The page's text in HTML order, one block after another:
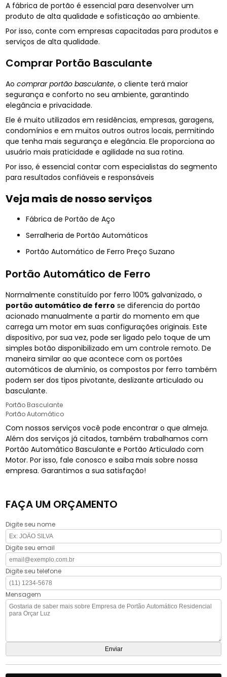
A fábrica de portão é essencial para desenvolver um
produto de alta qualidade e sofisticação ao ambiente.
Por isso, conte com empresas capacitadas para produtos e
serviços de alta qualidade.
Comprar Portão Basculante
Aocomprar portão basculante, o cliente terá maior
segurança e conforto no seu ambiente, garantindo
elegância e privacidade.
Ele é muito utilizados em residências, empresas, garagens,
condomínios e em muitos outros outros locais, permitindo
que tenha mais segurança e elegância. Ele proporciona ao
usuário mais praticidade e agilidade na sua rotina.
Por isso, é essencial contar com especialistas do segmento
para resultados confiáveis e responsáveis
Veja mais de nosso serviços
Fábrica de Portão de Aço
Serralheria de Portão Automáticos
Portão Automático de Ferro Preço Suzano
Portão Automático de Ferro
Normalmente constituído por ferro 100% galvanizado, o
portão automático de ferro se diferencia do portão
acionado manualmente a partir do momento em que
carrega um motor em suas configurações originais. Este
dispositivo, por sua vez, pode ser ligado pelo toque de um
simples botão disponibilizado em um controle remoto. De
maneira similar ao que acontece com os portões
automáticos de alumínio, os compostos por ferro também
podem ser dos tipos pivotante, deslizante articulado ou
basculante.
Portão Basculante
Portão Automático
Com nossos serviços você pode encontrar o que almeja.
Além dos serviços já citados, também trabalhamos com
Portão Automático Basculante e Portão Articulado com
Motor. Por isso, fale conosco e saiba mais sobre nossa
empresa. Garantimos a sua satisfação!
FAÇA UM ORÇAMENTO
Digite seu nome
Digite seu email
Digite seu telefone
Mensagem